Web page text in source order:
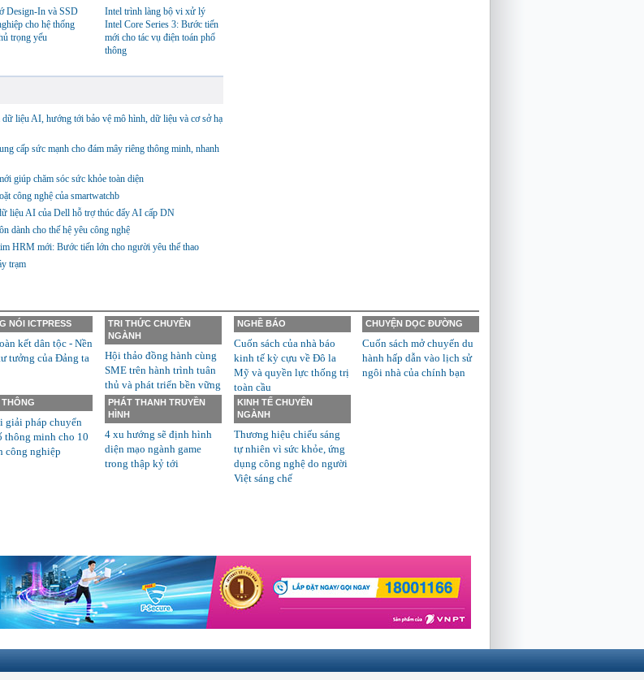
Design-In và SSD
cho hệ thống
trọng yếu
Intel trình làng bộ vi xử lý
Intel Core Series 3: Bước tiến
mới cho tác vụ điện toán phổ
thông
dữ liệu AI, hướng tới bảo vệ mô hình, dữ liệu và cơ sở hạ
cấp sức mạnh cho đám mây riêng thông minh, nhanh
giúp chăm sóc sức khỏe toàn diện
công nghệ của smartwatchb
liệu AI của Dell hỗ trợ thúc đẩy AI cấp DN
dành cho thế hệ yêu công nghệ
HRM mới: Bước tiến lớn cho người yêu thể thao
trạm
NÓI ICTPRESS
kết dân tộc - Nền
tưởng của Đảng ta
TRI THỨC CHUYÊN
NGÀNH
Hội thảo đồng hành cùng
SME trên hành trình tuân
thủ và phát triển bền vững
NGHỀ BÁO
Cuốn sách của nhà báo
kinh tế kỳ cựu về Đô la
Mỹ và quyền lực thống trị
toàn cầu
CHUYỆN DỌC ĐƯỜNG
Cuốn sách mở chuyến du
hành hấp dẫn vào lịch sử
ngôi nhà của chính bạn
THÔNG
giải pháp chuyển
thông minh cho 10
công nghiệp
PHÁT THANH TRUYỀN
HÌNH
4 xu hướng sẽ định hình
diện mạo ngành game
trong thập kỷ tới
KINH TẾ CHUYÊN
NGÀNH
Thương hiệu chiếu sáng
tự nhiên vì sức khỏe, ứng
dụng công nghệ do người
Việt sáng chế